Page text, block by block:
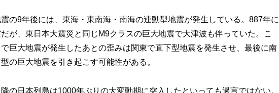
の9年後には、東海・東南海・南海の連動型地震が発生している。887年に
が、東日本大震災と同じM9クラスの巨大地震で大津波も伴っていた。こ
巨大地震が発生したあとの歪みは関東で直下型地震を発生させ、最後に南
の巨大地震を引き起こす可能性がある。
の日本列島は1000年ぶりの大変動期に突入したといっても過言ではない。